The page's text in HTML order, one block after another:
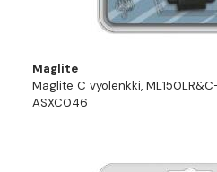
Maglite
Maglite C vyölenkki,
ASXC046